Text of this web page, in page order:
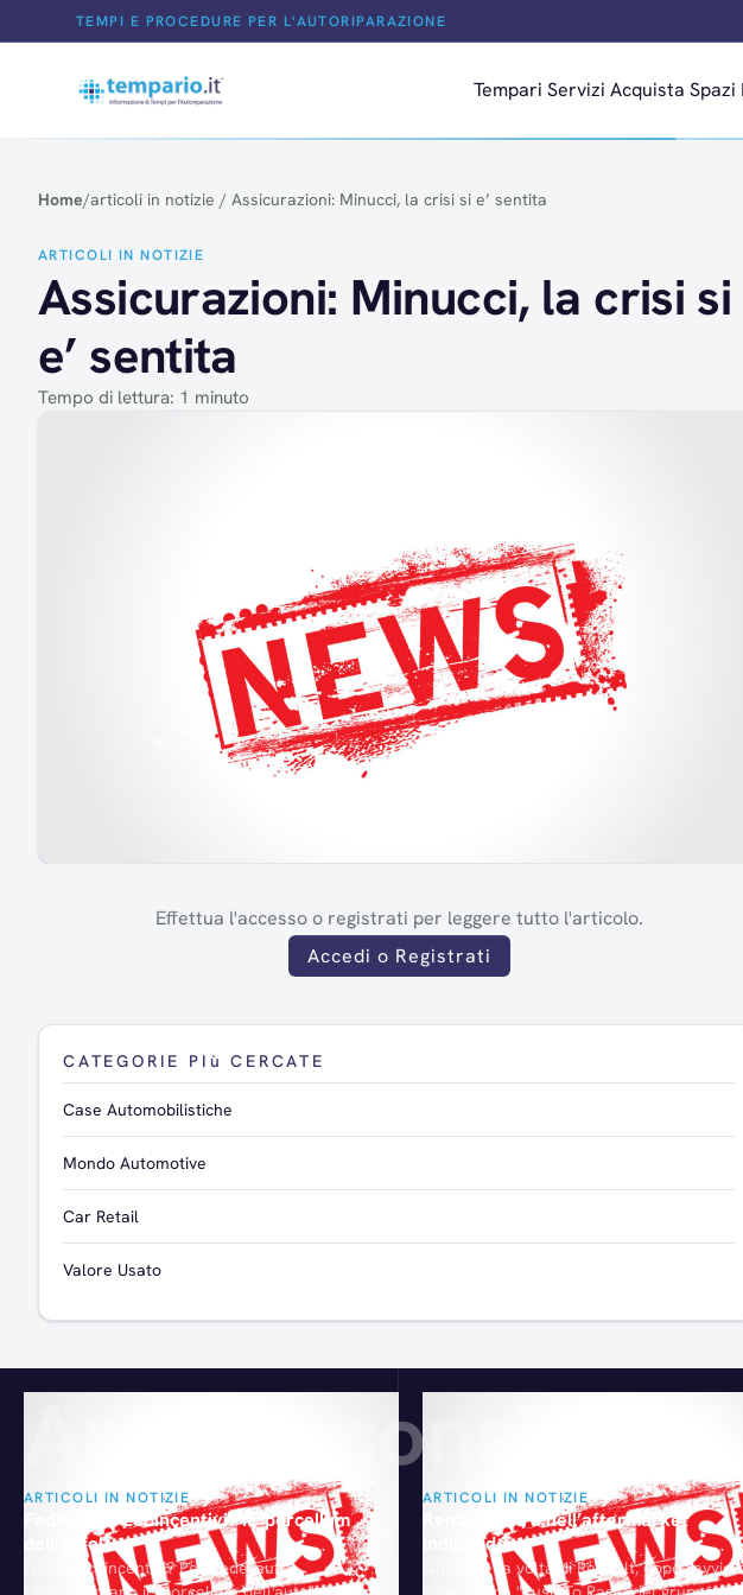
Salta al contenutoTEMPI E PROCEDURE PER L'AUTORIPARAZIONE
Tempari Servizi Acquista
Home/articoli in notizie / Assicurazioni: Minucci, la crisi si e’ sentita
ARTICOLI IN NOTIZIE
Assicurazioni: Minucci, la crisi si
e’ sentita
Tempo di lettura: 1 minuto
Effettua l'accesso o registrati per leggere tutto l'articolo.
Accedi o Registrati
CATEGORIE PIù CERCATE
Case Automobilistiche
Mondo Automotive
Car Retail
Valore Usato
Articoli consigliati
ARTICOLI IN NOTIZIE
Federauto: ecoincentivi? Il “porcellum
dell’auto”
I nuovi ecoincentivi? Per Federauto
ARTICOLI IN NOTIZIE
Renault entra nell’aftermarket
indipendent
Questa è la volta di Renault, dopo l'avvio